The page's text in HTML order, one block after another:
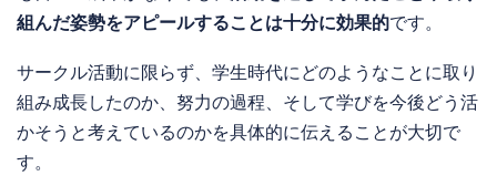
組んだ姿勢をアピールすることは十分に効果的です。
サークル活動に限らず、学生時代にどのようなことに取り
組み成長したのか、努力の過程、そして学びを今後どう活
かそうと考えているのかを具体的に伝えることが大切で
す。